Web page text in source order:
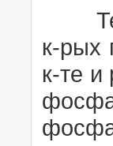
к-рых
к-те